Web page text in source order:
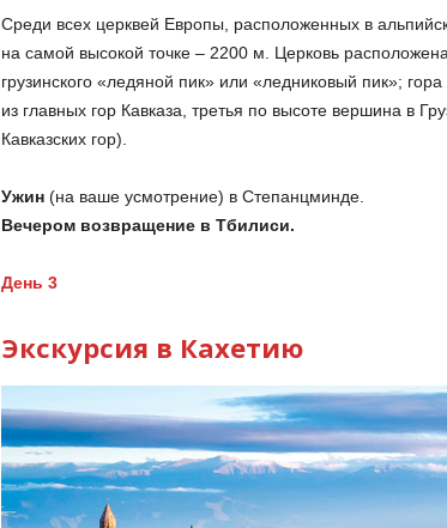
Среди всех церквей Европы, расположенных в
на самой высокой точке – 2200 м. Церковь
грузинского «ледяной пик» или «ледниковый пик»;
из главных гор Кавказа, третья по высоте вершина в
Кавказских гор).
Ужин(на ваше усмотрение) в Степанцминде.
Вечером возвращение в Тбилиси.
День 3
Экскурсия в Кахетию